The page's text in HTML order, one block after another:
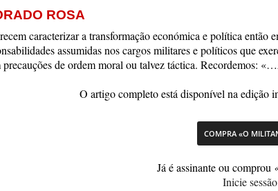
ROSA
caracterizar a transformação económica e política
assumidas nos cargos militares e políticos que
de ordem moral ou talvez táctica. Recordemos:
O artigo completo está disponível na edição
COMPRA «O
Já é assinante ou comprou
Inicie sessão